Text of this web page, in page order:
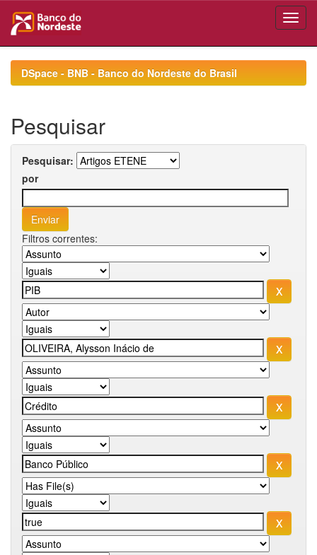
navigationDSpace - BNB - Banco do Nordeste do Brasil
Pesquisar
Pesquisar:
por
Filtros correntes: